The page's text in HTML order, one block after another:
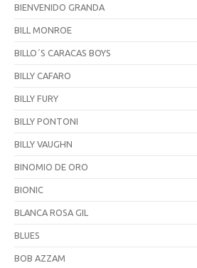
BIENVENIDO GRANDA
BILL MONROE
BILLO´S CARACAS BOYS
BILLY CAFARO
BILLY FURY
BILLY PONTONI
BILLY VAUGHN
BINOMIO DE ORO
BIONIC
BLANCA ROSA GIL
BLUES
BOB AZZAM